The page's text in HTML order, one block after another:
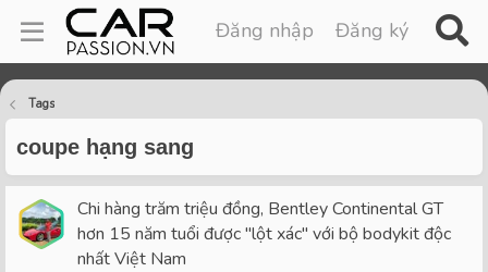
Đăng nhập Đăng ký
Tags
coupe hạng sang
Chi hàng trăm triệu đồng, Bentley Continental GT
hơn 15 năm tuổi được "lột xác" với bộ bodykit độc
nhất Việt Nam